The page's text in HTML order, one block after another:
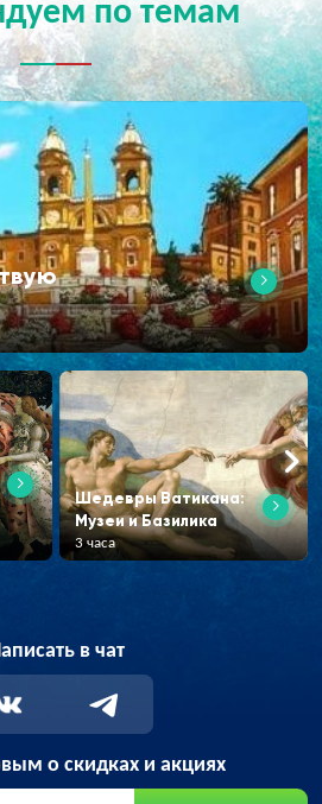
по темам
Шедевры Ватикана:
Музеи и Базилика
3 часа
в чат
о скидках и акциях